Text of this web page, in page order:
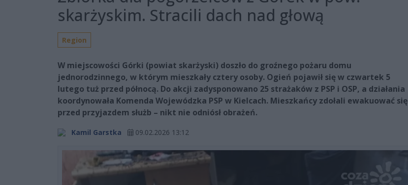
skarżyskim. Stracili dach nad głową
Region
W miejscowości Górki (powiat skarżyski) doszło do groźnego pożaru domu
jednorodzinnego, w którym mieszkały cztery osoby. Ogień pojawił się w czwartek 5
lutego tuż przed północą. Do akcji zadysponowano 25 strażaków z PSP i OSP, a działania
koordynowała Komenda Wojewódzka PSP w Kielcach. Mieszkańcy zdołali ewakuować się
przed przyjazdem służb – nikt nie odniósł obrażeń.
Kamil Garstka 09.02.2026 13:12